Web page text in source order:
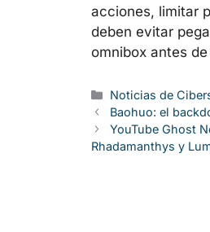
acciones, limitar
deben evitar
omnibox antes
Categorías
Noticias de
Baohuo: el
YouTube Ghost
Rhadamanthys y